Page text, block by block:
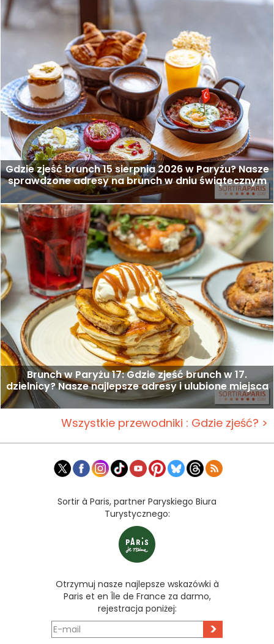
Gdzie zjeść brunch 15 sierpnia 2026 w Paryżu? Nasze
sprawdzone adresy na brunch w dniu świątecznym
Brunch w Paryżu 17: Gdzie zjeść brunch w 17.
dzielnicy? Nasze najlepsze adresy i ulubione miejsca
Wszystkie przewodniki : Gdzie zjeść? >
Sortir à Paris, partner Paryskiego Biura
Turystycznego:
Otrzymuj nasze najlepsze wskazówki à
Paris et en Île de France za darmo,
rejestracja poniżej:
>